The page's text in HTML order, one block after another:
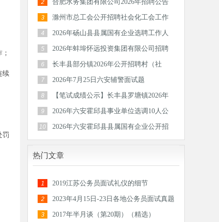
续
罚
2 合肥水务集团有限公司2026年招聘公告
3
滁州市总工会公开招聘社会化工会工作
者和专
4
2026年砀山县县属国有企业选聘工作人
员公告
5
2026年蚌埠怀远投资集团有限公司招聘
30人公
6
长丰县部分镇2026年公开招聘村（社
区）后备
7 2026年7月25日六安辅警面试题
8
【笔试成绩公示】长丰县罗塘镇2026年
公开招
9
2026年六安霍邱县事业单位选调10人公
告
10
2026年六安霍邱县县属国有企业公开招
聘工作
热门文章
1 2019江苏公务员面试礼仪的细节
2
2023年4月15日-23日各地公务员面试真题
汇总
3 2017年半月谈（第20期）（精选）